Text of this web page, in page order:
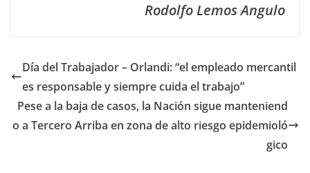
Rodolfo Lemos Angulo
Día del Trabajador – Orlandi: “el empleado mercantil
es responsable y siempre cuida el trabajo”
Pese a la baja de casos, la Nación sigue manteniend
o a Tercero Arriba en zona de alto riesgo epidemioló
gico